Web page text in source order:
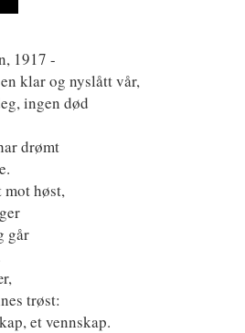
1917 -
klar og nyslått vår,
ingen død
drømt
mot høst,
går
trøst:
et vennskap.